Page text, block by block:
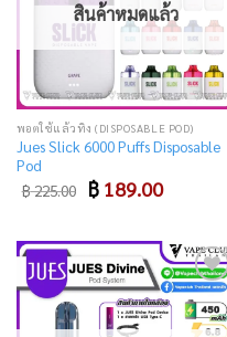
สินค้าหมดแล้ว
พอตใช้แล้วทิ้ง (DISPOSABLE POD)
Jues Slick 6000 Puffs Disposable
Pod
฿225.00 Original
price
฿ 189.00Current
price
Add
to
wishlist